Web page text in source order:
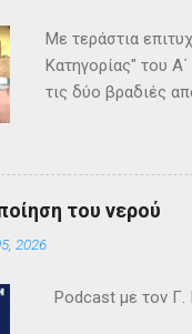
Με τεράστια
Κατηγορίας" του
τις δύο βραδιές
ανατροπές και
έργο και τους
σπουδαία
Θεατρικού
Θεοδόσης, Άννα
του νερού
2026
Podcast με τον